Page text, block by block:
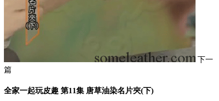
下一
篇
全家一起玩皮趣 第11集 唐草油染名片夾(下)